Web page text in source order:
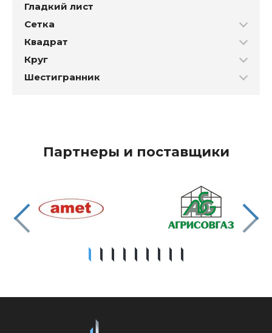
Гладкий лист
Сетка
Квадрат
Круг
Шестигранник
Партнеры и поставщики